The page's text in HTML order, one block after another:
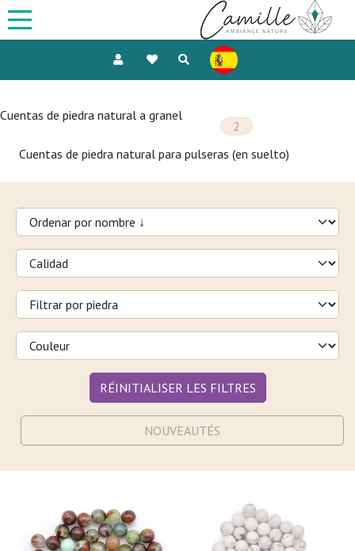
Cuentas de piedra natural a granel
2
Cuentas de piedra natural para pulseras (en suelto)
RÉINITIALISER LES FILTRES
NOUVEAUTÉS